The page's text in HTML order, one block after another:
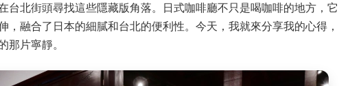
台北街頭尋找這些隱藏版角落。日式咖啡廳不只是喝咖啡的地方，它
，融合了日本的細膩和台北的便利性。今天，我就來分享我的心得，
那片寧靜。